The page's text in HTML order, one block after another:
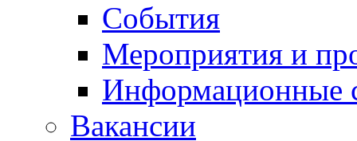
События
Мероприятия и
Информационные
Вакансии